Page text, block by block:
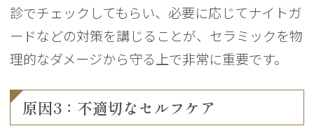
診でチェックしてもらい、必要に応じてナイトガ
ードなどの対策を講じることが、セラミックを物
理的なダメージから守る上で非常に重要です。
原因3：不適切なセルフケア